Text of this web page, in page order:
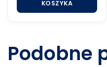
KOSZYKA
Podobne